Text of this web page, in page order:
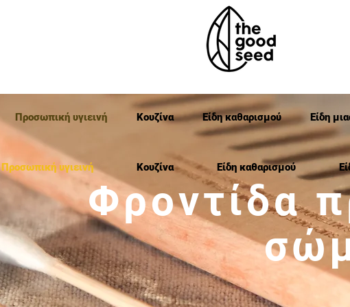
Φροντίδα
Προσωπική υγιεινή Κουζίνα Είδη καθαρισμού Είδη
Προσωπική υγιεινή Κουζίνα Είδη καθαρισμού